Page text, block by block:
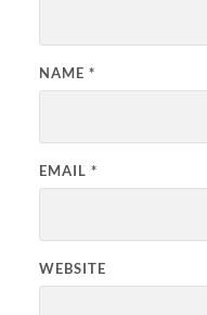
NAME *
EMAIL *
WEBSITE